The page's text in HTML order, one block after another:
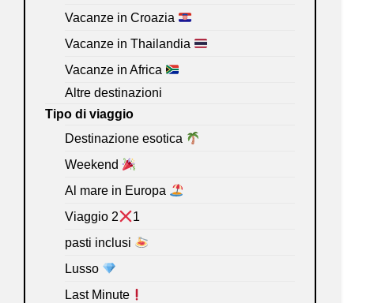
Vacanze in Croazia
Vacanze in Thailandia
Vacanze in Africa
Altre destinazioni
Tipo di viaggio
Destinazione esotica
Weekend
Al mare in Europa
Viaggio 2
1
pasti inclusi
Lusso
Last Minute